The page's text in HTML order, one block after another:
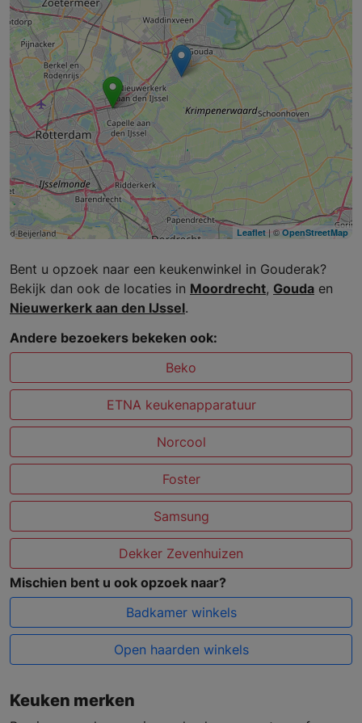
Leaflet | © OpenStreetMap
Bent u opzoek naar een keukenwinkel in Gouderak?
Bekijk dan ook de locaties in Moordrecht, Gouda en
Nieuwerkerk aan den IJssel.
Andere bezoekers bekeken ook:
Beko
ETNA keukenapparatuur
Norcool
Foster
Samsung
Dekker Zevenhuizen
Mischien bent u ook opzoek naar?
Badkamer winkels
Open haarden winkels
Keuken merken